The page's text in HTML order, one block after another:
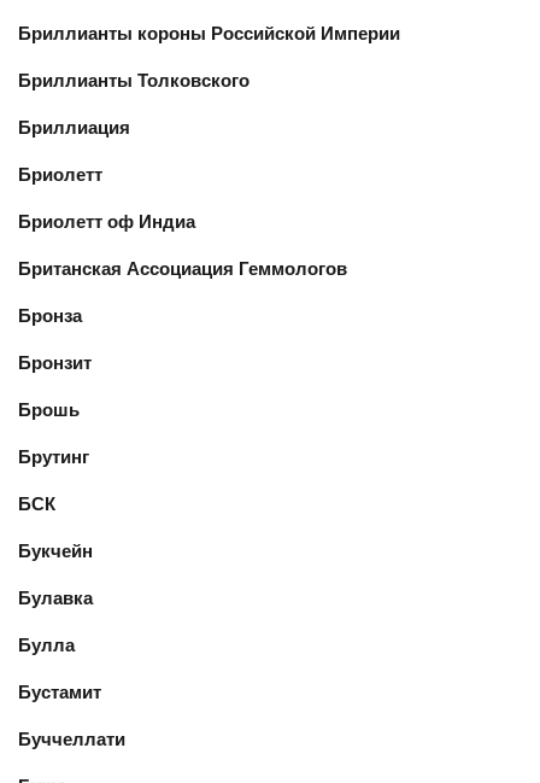
Бриллианты короны Российской Империи
Бриллианты Толковского
Бриллиация
Бриолетт
Бриолетт оф Индиа
Британская Ассоциация Геммологов
Бронза
Бронзит
Брошь
Брутинг
БСК
Букчейн
Булавка
Булла
Бустамит
Буччеллати